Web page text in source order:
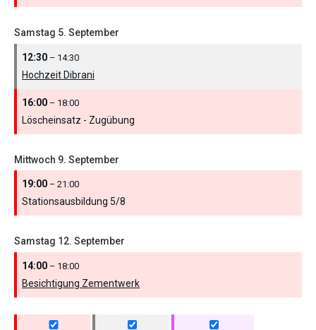
Samstag 5. September
12:30 – 14:30
Hochzeit Dibrani
16:00 – 18:00
Löscheinsatz - Zugübung
Mittwoch 9. September
19:00 – 21:00
Stationsausbildung 5/8
Samstag 12. September
14:00 – 18:00
Besichtigung Zementwerk